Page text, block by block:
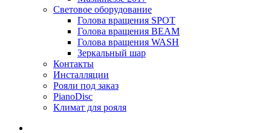
Световое оборудование
Голова вращения SPOT
Голова вращения BEAM
Голова вращения WASH
Зеркальный шар
Контакты
Инсталляции
Рояли под заказ
PianoDisc
Климат для рояля